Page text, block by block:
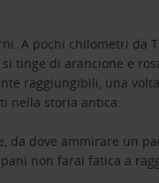
A pochi chilometri da
tinge di arancione e
raggiungibili, una
nella storia antica.
da dove ammirare un
non farai fatica a